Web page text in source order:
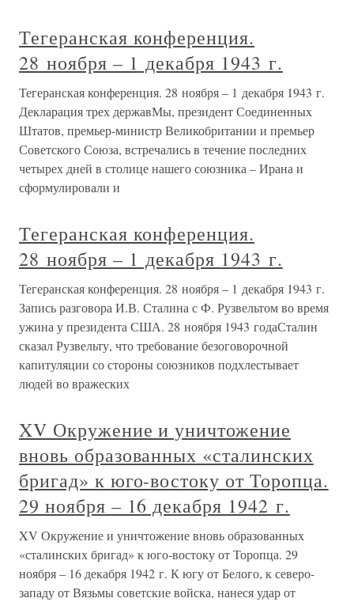
Тегеранская конференция.
28 ноября – 1 декабря 1943 г.
Тегеранская конференция. 28 ноября – 1 декабря 1943 г.
Декларация трех державМы, президент Соединенных
Штатов, премьер-министр Великобритании и премьер
Советского Союза, встречались в течение последних
четырех дней в столице нашего союзника – Ирана и
сформулировали и
Тегеранская конференция.
28 ноября – 1 декабря 1943 г.
Тегеранская конференция. 28 ноября – 1 декабря 1943 г.
Запись разговора И.В. Сталина с Ф. Рузвельтом во время
ужина у президента США. 28 ноября 1943 годаСталин
сказал Рузвельту, что требование безоговорочной
капитуляции со стороны союзников подхлестывает
людей во вражеских
XV Окружение и уничтожение
вновь образованных «сталинских
бригад» к юго-востоку от Торопца.
29 ноября – 16 декабря 1942 г.
XV Окружение и уничтожение вновь образованных
«сталинских бригад» к юго-востоку от Торопца. 29
ноября – 16 декабря 1942 г. К югу от Белого, к северо-
западу от Вязьмы советские войска, нанеся удар от